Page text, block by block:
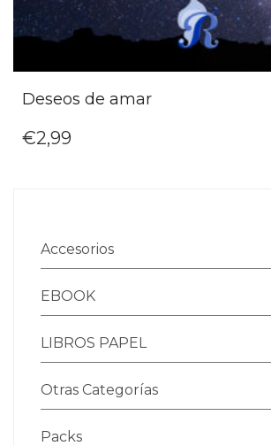
Deseos de amar
€2,99
Accesorios
EBOOK
LIBROS PAPEL
Otras Categorías
Packs